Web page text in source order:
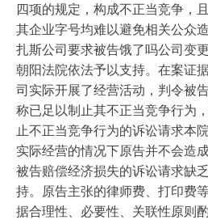
四项的规定，构成不正当竞争，
其企业字号均难以避免相关公众
扎斯公司要求被告饿了吗公司变
朝阳法院依法予以支持。在案证
司实际开展了经营活动，判令被
称已足以制止其不正当竞争行为
止不正当竞争行为的诉讼请求本
实际经营的情况下原告并不会造
被告赔偿经济损失的诉讼请求缺
持。原告主张的律师费、打印费
据合理性、必要性、关联性原则